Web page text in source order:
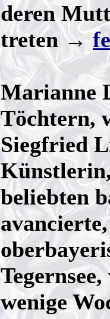
deren
treten →
Marianne
Töchtern,
Siegfried
beliebten
wenige